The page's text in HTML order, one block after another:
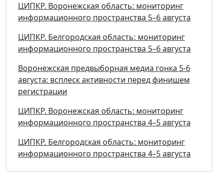
ЦИПКР. Воронежская область: мониторинг
информационного пространства 5–6 августа
ЦИПКР. Белгородская область: мониторинг
информационного пространства 5–6 августа
Воронежская предвыборная медиа гонка 5-6
августа: всплеск активности перед финишем
регистрации
ЦИПКР. Воронежская область: мониторинг
информационного пространства 4–5 августа
ЦИПКР. Белгородская область: мониторинг
информационного пространства 4–5 августа